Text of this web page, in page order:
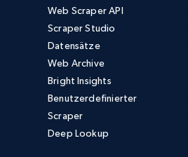
Web Scraper API
Scraper Studio
Datensätze
Web Archive
Bright Insights
Benutzerdefinierter
Scraper
Deep Lookup